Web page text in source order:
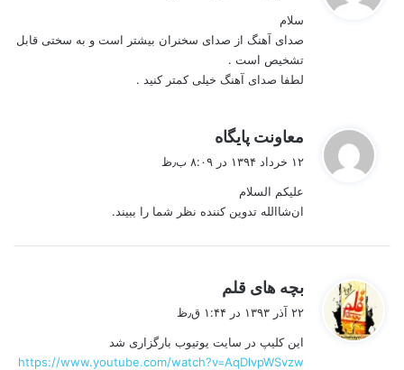
سلام
صدای آهنگ از صدای سخنران بیشتر است و به سختی قابل
تشخیص است .
لطفا صدای آهنگ خیلی کمتر کنید .
معاونت پایگاه
۱۲ خرداد ۱۳۹۴ در ۸:۰۹ ب٫ظ
علیکم السلام
ان‌شاالله تدوین کننده نظر شما را ببیند.
بچه های قلم
:
۲۲ آذر ۱۳۹۳ در ۱:۴۴ ق٫ظ
این کلیپ در سایت یوتیوب بارگزاری شد
https://www.youtube.com/watch?v=AqDlvpWSvzw